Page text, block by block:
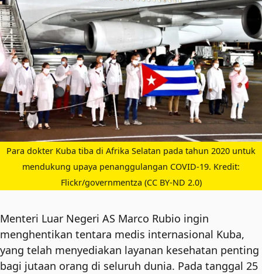
Para dokter Kuba tiba di Afrika Selatan pada tahun 2020 untuk
mendukung upaya penanggulangan COVID-19. Kredit:
Flickr/governmentza (CC BY-ND 2.0)
Menteri Luar Negeri AS Marco Rubio ingin
menghentikan tentara medis internasional Kuba,
yang telah menyediakan layanan kesehatan penting
bagi jutaan orang di seluruh dunia. Pada tanggal 25